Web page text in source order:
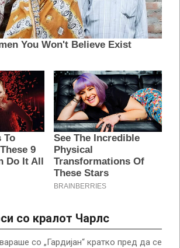
со кралот Чарлс
со „Гардијан“ кратко пред да се